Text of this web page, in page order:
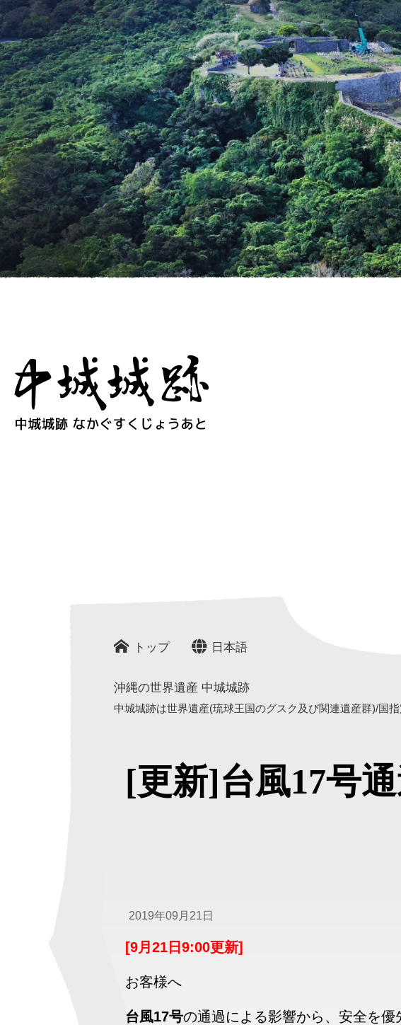
トップ 日本語
沖縄の世界遺産 中城城跡
中城城跡は世界遺産(琉球王国のグスク及び関連遺産群)/国指
[更新]台風17号
2019年09月21日
[9月21日9:00更新]
お客様へ
台風17号の通過による影響から、安全を優